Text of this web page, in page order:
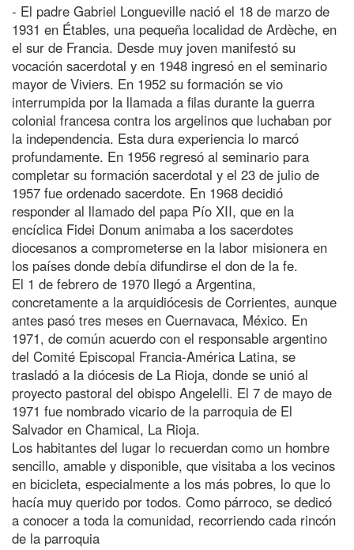
- El padre Gabriel Longueville nació el 18 de marzo de
1931 en Étables, una pequeña localidad de Ardèche, en
el sur de Francia. Desde muy joven manifestó su
vocación sacerdotal y en 1948 ingresó en el seminario
mayor de Viviers. En 1952 su formación se vio
interrumpida por la llamada a filas durante la guerra
colonial francesa contra los argelinos que luchaban por
la independencia. Esta dura experiencia lo marcó
profundamente. En 1956 regresó al seminario para
completar su formación sacerdotal y el 23 de julio de
1957 fue ordenado sacerdote. En 1968 decidió
responder al llamado del papa Pío XII, que en la
encíclica Fidei Donum animaba a los sacerdotes
diocesanos a comprometerse en la labor misionera en
los países donde debía difundirse el don de la fe.
El 1 de febrero de 1970 llegó a Argentina,
concretamente a la arquidiócesis de Corrientes, aunque
antes pasó tres meses en Cuernavaca, México. En
1971, de común acuerdo con el responsable argentino
del Comité Episcopal Francia-América Latina, se
trasladó a la diócesis de La Rioja, donde se unió al
proyecto pastoral del obispo Angelelli. El 7 de mayo de
1971 fue nombrado vicario de la parroquia de El
Salvador en Chamical, La Rioja.
Los habitantes del lugar lo recuerdan como un hombre
sencillo, amable y disponible, que visitaba a los vecinos
en bicicleta, especialmente a los más pobres, lo que lo
hacía muy querido por todos. Como párroco, se dedicó
a conocer a toda la comunidad, recorriendo cada rincón
de la parroquia